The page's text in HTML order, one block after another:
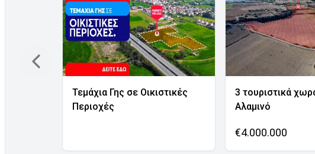
Τεμάχια Γης σε Οικιστικές
Περιοχές
3 τουριστικά
Αλαμινό
€4.000.000